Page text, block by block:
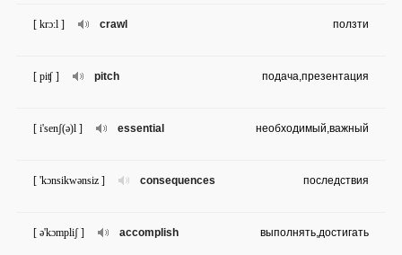
crawl
[ krɔ:l ] ползти
pitch
[ piʧ ] подача,презентация
essential
[ i'senʃ(ə)l ] необходимый,важный
consequences
[ 'kɔnsikwənsiz ] последствия
accomplish
[ ə'kɔmpliʃ ] выполнять,достигать